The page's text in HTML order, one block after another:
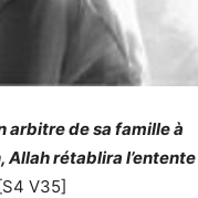
arbitre de sa famille à
Allah rétablira l’entente
V35]